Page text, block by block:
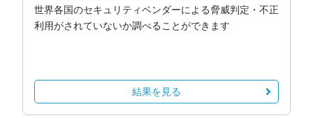
世界各国のセキュリティベンダーによる脅威判定・不正
利用がされていないか調べることができます
結果を見る